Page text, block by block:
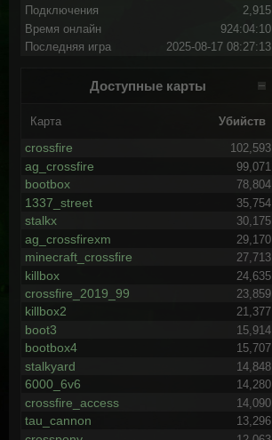
Подключения
2,915
Время онлайн
924:04:10
Последняя игра
2025-08-17 08:27:13
Доступные карты
Карта Убийств
crossfire 102,593
ag_crossfire 99,071
bootbox 78,804
1337_street 35,754
stalkx 30,175
ag_crossfirexm 29,170
minecraft_crossfire 27,713
killbox 24,635
crossfire_2019_99 23,859
killbox2 21,377
boot3 15,914
bootbox4 15,707
stalkyard 14,848
6000_6v6 14,280
crossfire_access 14,090
tau_cannon 13,296